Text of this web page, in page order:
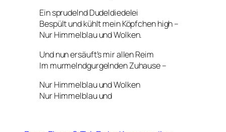
Ein sprudelnd Dudeldiedelei
Bespült und kühlt mein Köpfchen high –
Nur Himmelblau und Wolken.
Und nun ersäuft’s mir allen Reim
Im murmelndgurgelnden Zuhause –
Nur Himmelblau und Wolken
Nur Himmelblau und